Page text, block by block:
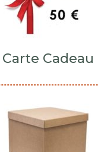
Carte Cadeau